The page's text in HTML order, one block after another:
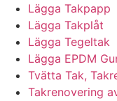
Lägga Takpapp
Lägga Takplåt
Lägga Tegeltak
Lägga EPDM
Tvätta Tak,
Takrenovering